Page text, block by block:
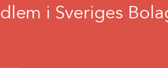
i Sveriges